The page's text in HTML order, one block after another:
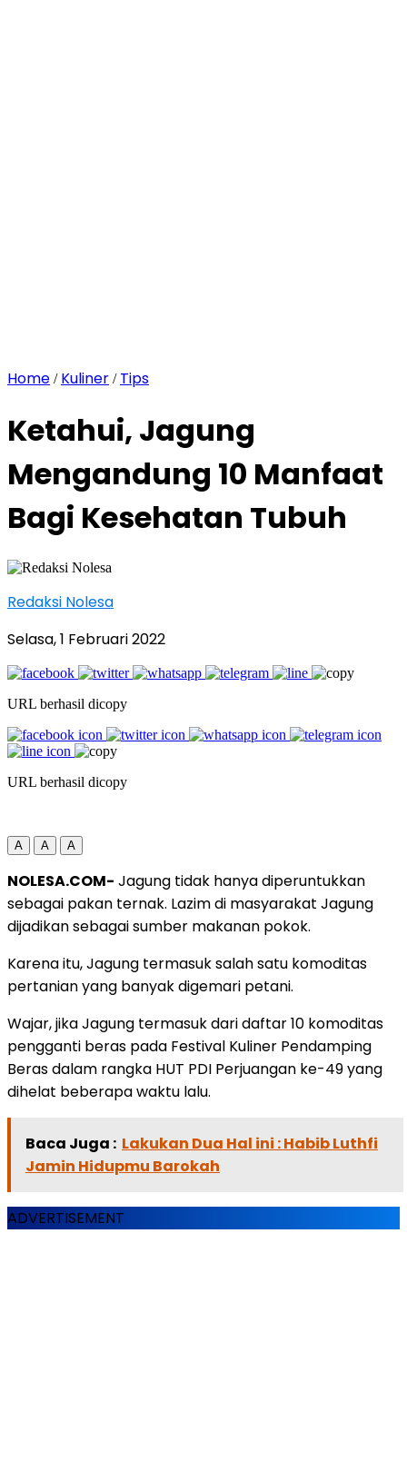
Home / Kuliner / Tips
Ketahui, Jagung
Mengandung 10 Manfaat
Bagi Kesehatan Tubuh
Redaksi Nolesa
Selasa, 1 Februari 2022
URL berhasil dicopy
URL berhasil dicopy
A A A
NOLESA.COM- Jagung tidak hanya diperuntukkan
sebagai pakan ternak. Lazim di masyarakat Jagung
dijadikan sebagai sumber makanan pokok.
Karena itu, Jagung termasuk salah satu komoditas
pertanian yang banyak digemari petani.
Wajar, jika Jagung termasuk dari daftar 10 komoditas
pengganti beras pada Festival Kuliner Pendamping
Beras dalam rangka HUT PDI Perjuangan ke-49 yang
dihelat beberapa waktu lalu.
Baca Juga : Lakukan Dua Hal ini : Habib Luthfi
Jamin Hidupmu Barokah
ADVERTISEMENT